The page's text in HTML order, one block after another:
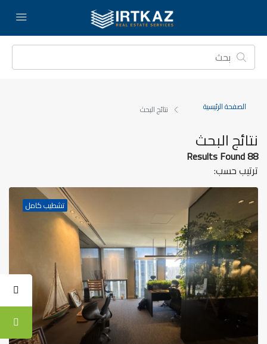
الصفحة الرئيسية نتائج البحث
نتائج البحث
88 Results Found
ترتيب حسب:
تشطيب كامل